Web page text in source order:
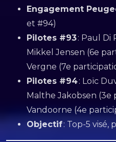
Engagement
et #94)
Pilotes #93: Paul Di
Mikkel Jensen (6e
Vergne (7e
Pilotes #94: Loïc
Malthe Jakobsen (3e
Vandoorne (4e
Objectif: Top-5 visé,